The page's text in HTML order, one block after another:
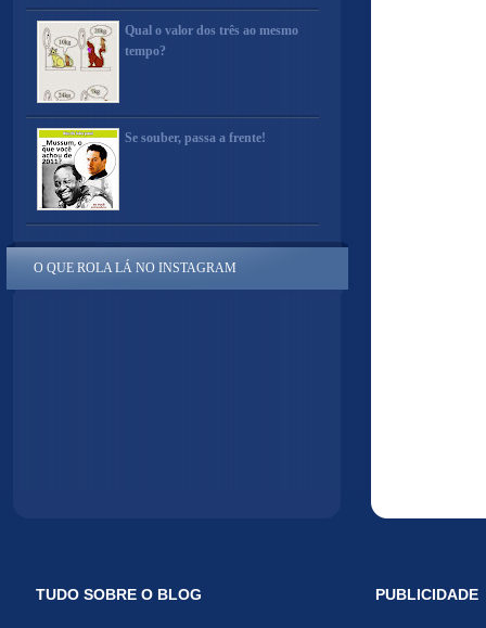
Qual o valor dos três ao mesmo
tempo?
Se souber, passa a frente!
O QUE ROLA LÁ NO INSTAGRAM
TUDO SOBRE O BLOG PUBLICIDADE